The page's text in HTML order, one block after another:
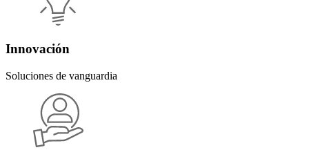
Innovación
Soluciones de vanguardia